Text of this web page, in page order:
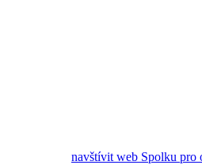
navštívit web Spolku pro